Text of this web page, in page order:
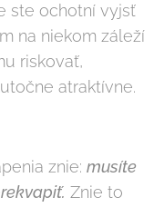
ste ochotní vyjsť
na niekom záleží
riskovať,
atraktívne.
znie: musíte
Znie to